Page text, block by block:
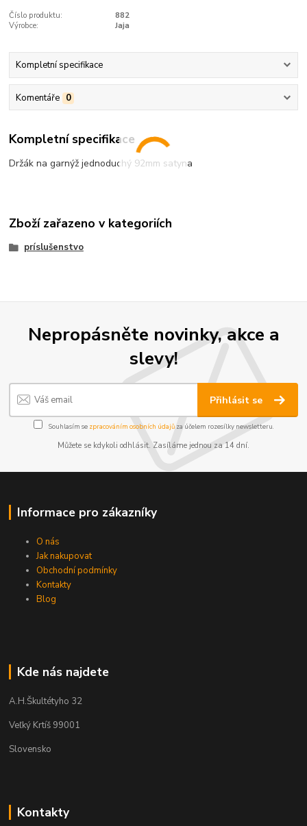
Číslo produktu:
882
Výrobce:
Jaja
Kompletní specifikace
Komentáře 0
Kompletní specifikace
Držák na garnýž jednoduchý 92mm satyna
Zboží zařazeno v kategoriích
príslušenstvo
Nepropásněte novinky, akce a
slevy!
Přihlásit se
Souhlasím se zpracováním osobních údajůza účelem rozesílky newsletteru.
Můžete se kdykoli odhlásit. Zasíláme jednou za 14 dní.
Informace pro zákazníky
O nás
Jak nakupovat
Obchodní podmínky
Kontakty
Blog
Kde nás najdete
A.H.Škultétyho 32
Veľký Krtíš 99001
Slovensko
Kontakty